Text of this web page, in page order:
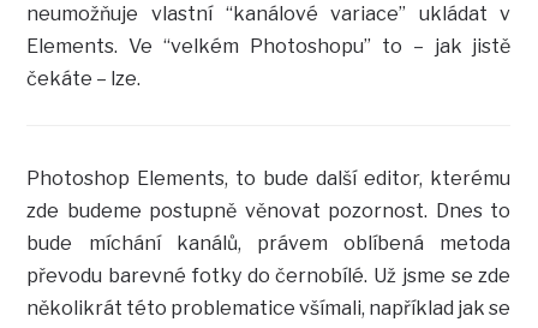
neumožňuje vlastní “kanálové variace” ukládat v
Elements. Ve “velkém Photoshopu” to – jak jistě
čekáte – lze.
Photoshop Elements, to bude další editor, kterému
zde budeme postupně věnovat pozornost. Dnes to
bude míchání kanálů, právem oblíbená metoda
převodu barevné fotky do černobílé. Už jsme se zde
několikrát této problematice všímali, například jak se